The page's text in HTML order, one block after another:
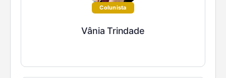
Colunista
Vânia Trindade